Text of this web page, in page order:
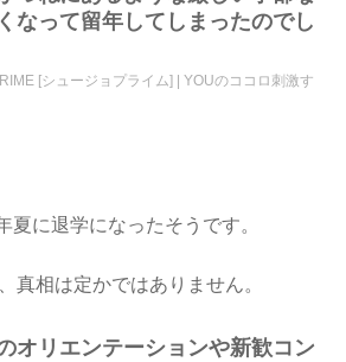
なって留年してしまったのでし
[シュージョプライム] | YOUのココロ刺激す
に退学になったそうです。
真相は定かではありません。
オリエンテーションや新歓コン